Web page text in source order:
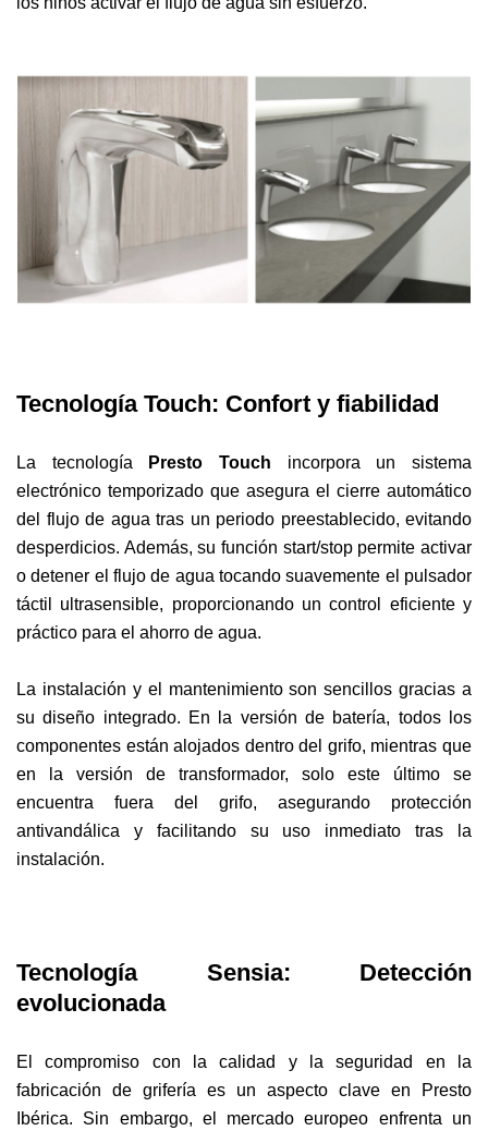
Tecnología Touch: Confort y fiabilidad
La tecnología Presto Touch incorpora un sistema
electrónico temporizado que asegura el cierre automático
del flujo de agua tras un periodo preestablecido, evitando
desperdicios. Además, su función start/stop permite activar
o detener el flujo de agua tocando suavemente el pulsador
táctil ultrasensible, proporcionando un control eficiente y
práctico para el ahorro de agua.
La instalación y el mantenimiento son sencillos gracias a
su diseño integrado. En la versión de batería, todos los
componentes están alojados dentro del grifo, mientras que
en la versión de transformador, solo este último se
encuentra fuera del grifo, asegurando protección
antivandálica y facilitando su uso inmediato tras la
instalación.
Tecnología Sensia: Detección
evolucionada
El compromiso con la calidad y la seguridad en la
fabricación de grifería es un aspecto clave en Presto
Ibérica. Sin embargo, el mercado europeo enfrenta un